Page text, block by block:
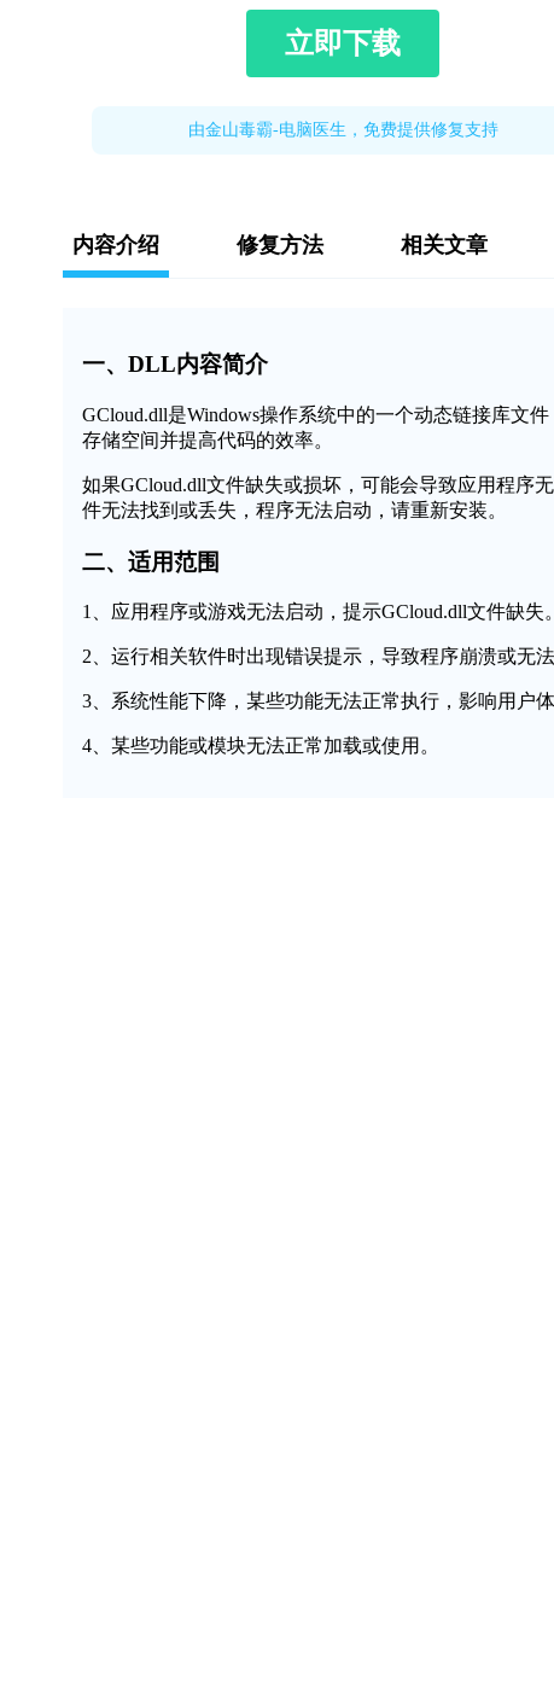
立即下载
由金山毒霸-电脑医生，免费提供修复支持
内容介绍 修复方法 相关文章
一、DLL内容简介
GCloud.dll是Windows操作系统中的一个动态链接库文
存储空间并提高代码的效率。
如果GCloud.dll文件缺失或损坏，可能会导致应用程序
件无法找到或丢失，程序无法启动，请重新安装。
二、适用范围
1、应用程序或游戏无法启动，提示GCloud.dll文件缺失。
2、运行相关软件时出现错误提示，导致程序崩溃或无法
3、系统性能下降，某些功能无法正常执行，影响用户体
4、某些功能或模块无法正常加载或使用。